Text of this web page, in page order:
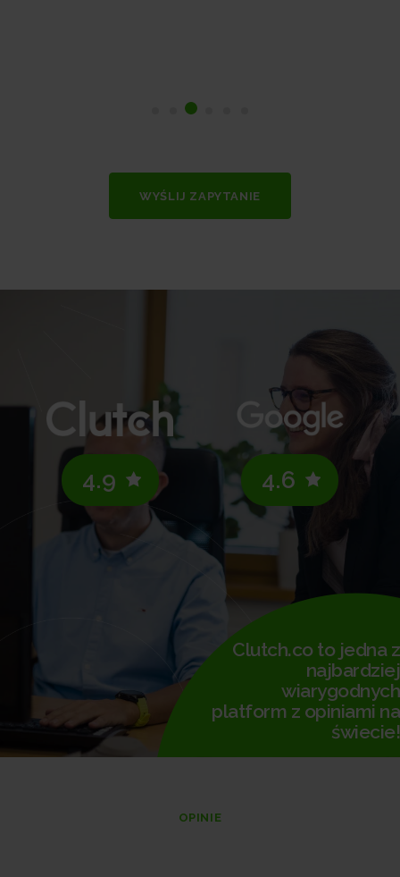
WYŚLIJ ZAPYTANIE
4.9 4.6
Clutch.co to jedna z
najbardziej
wiarygodnych
platform z opiniami na
świecie!
OPINIE